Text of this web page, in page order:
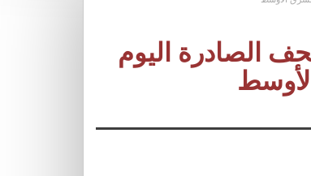
الصادرة اليوم